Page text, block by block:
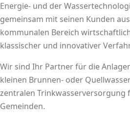
Energie- und der
gemeinsam mit seinen Kunden
kommunalen Bereich
klassischer und innovativer
Wir sind Ihr Partner für die
kleinen Brunnen- oder
zentralen Trinkwasserversorgung
Gemeinden.